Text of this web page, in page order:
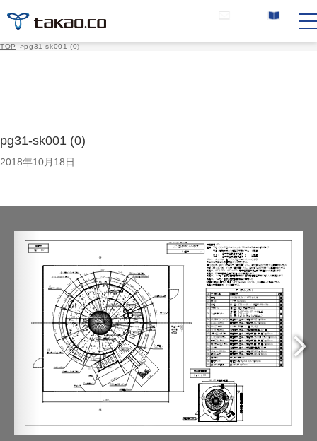
TOP >pg31-sk001 (0)
pg31-sk001 (0)
2018年10月18日